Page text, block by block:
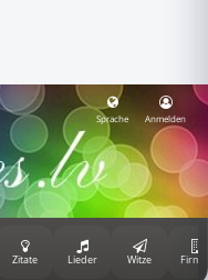
Sprache Anmelden
Zitate Lieder Witze